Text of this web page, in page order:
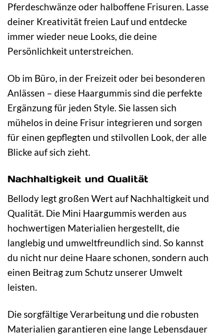
Pferdeschwänze oder halboffene Frisuren. Lasse
deiner Kreativität freien Lauf und entdecke
immer wieder neue Looks, die deine
Persönlichkeit unterstreichen.
Ob im Büro, in der Freizeit oder bei besonderen
Anlässen – diese Haargummis sind die perfekte
Ergänzung für jeden Style. Sie lassen sich
mühelos in deine Frisur integrieren und sorgen
für einen gepflegten und stilvollen Look, der alle
Blicke auf sich zieht.
Nachhaltigkeit und Qualität
Bellody legt großen Wert auf Nachhaltigkeit und
Qualität. Die Mini Haargummis werden aus
hochwertigen Materialien hergestellt, die
langlebig und umweltfreundlich sind. So kannst
du nicht nur deine Haare schonen, sondern auch
einen Beitrag zum Schutz unserer Umwelt
leisten.
Die sorgfältige Verarbeitung und die robusten
Materialien garantieren eine lange Lebensdauer